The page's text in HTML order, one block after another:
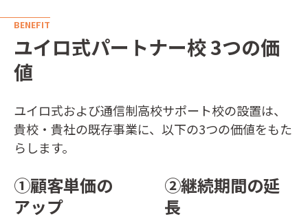
BENEFIT
ユイロ式パートナー校 3つの価
値
ユイロ式および通信制高校サポート校の設置は、
貴校・貴社の既存事業に、以下の3つの価値をもた
らします。
①顧客単価の
アップ
②継続期間の延
長